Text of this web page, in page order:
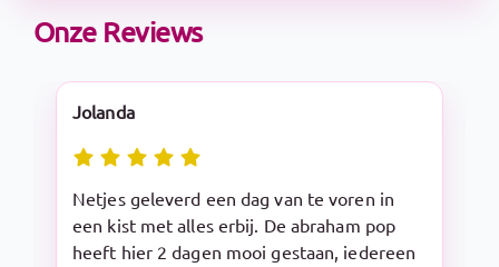
Onze Reviews
Nadine
Snelle levering en makkelijk op te zetten.
De Sarah pop is een aanrader!